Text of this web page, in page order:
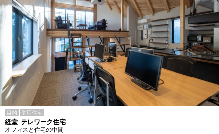
目的 併用住宅
経堂_テレワーク住宅
オフィスと住宅の中間